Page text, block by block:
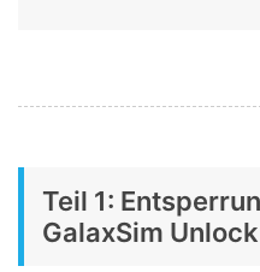
Teil 1:
GalaxSim Unlock